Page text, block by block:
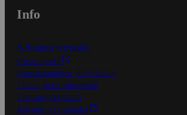
Info
S-Business yrityksille
Oiva-raportit
Osuuskauppojen yhteystiedot
Tilaus- ja toimitusehdot
Tietosuojakäytäntö
Palvelun käyttöehdot